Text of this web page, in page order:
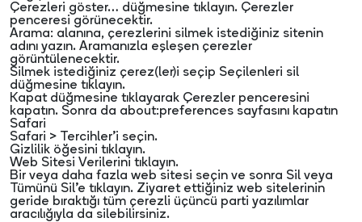
Çerezleri göster… düğmesine tıklayın. Çerezler
penceresi görünecektir.
Arama: alanına, çerezlerini silmek istediğiniz sitenin
adını yazın. Aramanızla eşleşen çerezler
görüntülenecektir.
Silmek istediğiniz çerez(ler)i seçip Seçilenleri sil
düğmesine tıklayın.
Kapat düğmesine tıklayarak Çerezler penceresini
kapatın. Sonra da about:preferences sayfasını kapatın
Safari
Safari > Tercihler’i seçin.
Gizlilik öğesini tıklayın.
Web Sitesi Verilerini tıklayın.
Bir veya daha fazla web sitesi seçin ve sonra Sil veya
Tümünü Sil’e tıklayın. Ziyaret ettiğiniz web sitelerinin
geride bıraktığı tüm çerezli üçüncü parti yazılımlar
aracılığıyla da silebilirsiniz.